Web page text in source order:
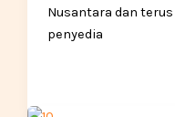
Nusantara dan
penyedia